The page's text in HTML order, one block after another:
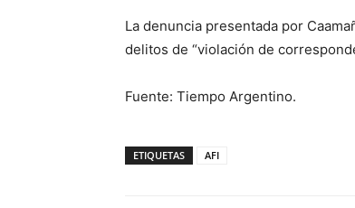
La denuncia presentada por
delitos de “violación de
Fuente: Tiempo Argentino.
ETIQUETAS AFI